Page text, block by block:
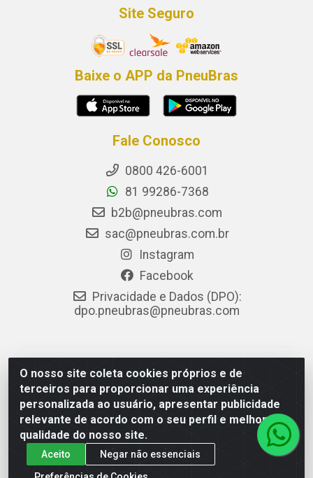
O nosso site coleta cookies próprios e de
terceiros para proporcionar uma experiência
personalizada ao usuário, apresentar publicidade
relevante de acordo com o seu perfil e melhorar a
qualidade do nosso site.
Aceito
Negar não essenciais
Site Seguro
Baixe o APP da PneuBras
Fale Conosco
0800 426-6001
81 99286-7368
b2b@pneubras.com
sac@pneubras.com.br
Instagram
Facebook
Privacidade e Dados (DPO):
dpo.pneubras@pneubras.com
PneuBras - Rodovia BR-101, KM 82 - Prazeres,
Jaboatão dos Guararapes/PE - CEP 54.335-000 - CNPJ
08.678.386/0001-05 - Pneubras Comércio de Pneus
Ltda